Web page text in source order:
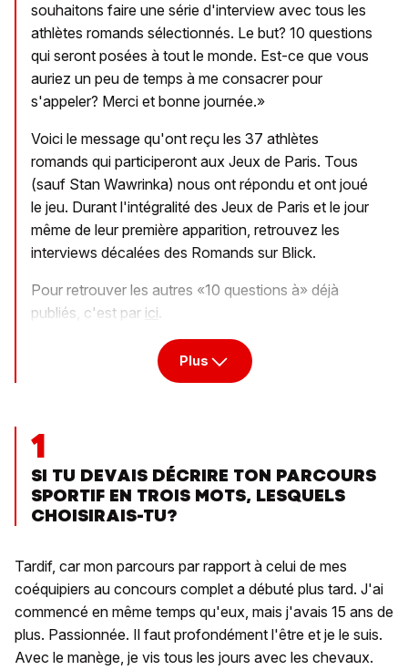
souhaitons faire une série d'interview avec tous les
athlètes romands sélectionnés. Le but? 10 questions
qui seront posées à tout le monde. Est-ce que vous
auriez un peu de temps à me consacrer pour
s'appeler? Merci et bonne journée.»
Voici le message qu'ont reçu les 37 athlètes
romands qui participeront aux Jeux de Paris. Tous
(sauf Stan Wawrinka) nous ont répondu et ont joué
le jeu. Durant l'intégralité des Jeux de Paris et le jour
même de leur première apparition, retrouvez les
interviews décalées des Romands sur Blick.
Pour retrouver les autres «10 questions à» déjà
publiés, c'est par ici.
Plus
1
SI TU DEVAIS DÉCRIRE TON PARCOURS
SPORTIF EN TROIS MOTS, LESQUELS
CHOISIRAIS-TU?
Tardif, car mon parcours par rapport à celui de mes
coéquipiers au concours complet a débuté plus tard. J'ai
commencé en même temps qu'eux, mais j'avais 15 ans de
plus. Passionnée. Il faut profondément l'être et je le suis.
Avec le manège, je vis tous les jours avec les chevaux.